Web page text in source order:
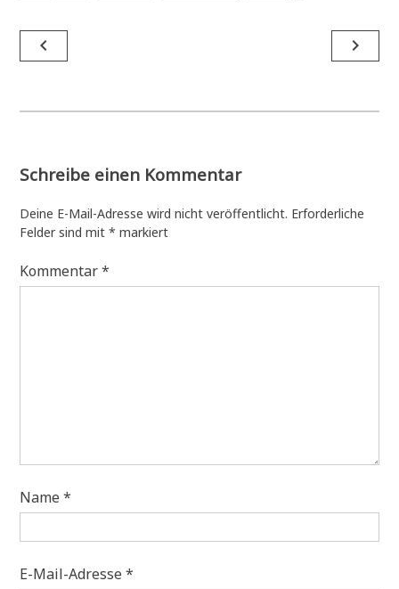
Beitragsnavigation
navigate_before navigate_next
Schreibe einen Kommentar
Deine E-Mail-Adresse wird nicht veröffentlicht. Erforderliche
Felder sind mit* markiert
Kommentar*
Name*
E-Mail-Adresse*